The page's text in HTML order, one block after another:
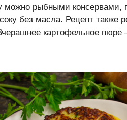
можно рыбными консервами,
без масла. Рецепт также
картофельное